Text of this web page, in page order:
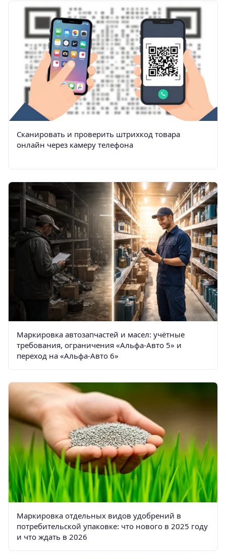
Сканировать и проверить штрихкод товара
онлайн через камеру телефона
Маркировка автозапчастей и масел: учётные
требования, ограничения «Альфа-Авто 5» и
переход на «Альфа-Авто 6»
Маркировка отдельных видов удобрений в
потребительской упаковке: что нового в 2025 году
и что ждать в 2026